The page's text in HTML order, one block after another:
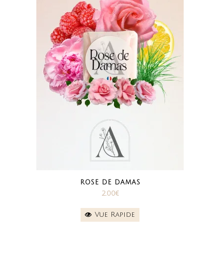
ROSE DE DAMAS
2.00€
Vue Rapide